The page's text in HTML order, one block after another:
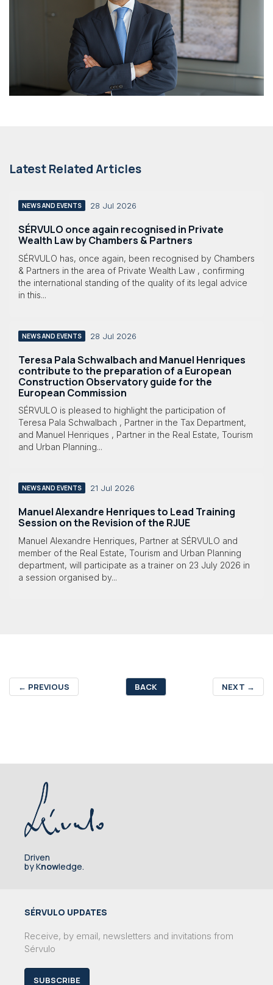
Latest Related Articles
NEWS AND EVENTS 28 Jul 2026
SÉRVULO once again recognised in Private
Wealth Law by Chambers & Partners
SÉRVULO has, once again, been recognised by Chambers
& Partners in the area of Private Wealth Law , confirming
the international standing of the quality of its legal advice
in this...
NEWS AND EVENTS 28 Jul 2026
Teresa Pala Schwalbach and Manuel Henriques
contribute to the preparation of a European
Construction Observatory guide for the
European Commission
SÉRVULO is pleased to highlight the participation of
Teresa Pala Schwalbach , Partner in the Tax Department,
and Manuel Henriques , Partner in the Real Estate, Tourism
and Urban Planning...
NEWS AND EVENTS 21 Jul 2026
Manuel Alexandre Henriques to Lead Training
Session on the Revision of the RJUE
Manuel Alexandre Henriques, Partner at SÉRVULO and
member of the Real Estate, Tourism and Urban Planning
department, will participate as a trainer on 23 July 2026 in
a session organised by...
← PREVIOUS BACK NEXT →
Driven
by Knowledge.
SÉRVULO UPDATES
Receive, by email, newsletters and invitations from
Sérvulo
SUBSCRIBE